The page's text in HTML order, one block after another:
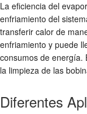
La eficiencia del
enfriamiento del
transferir calor de
enfriamiento y puede
consumos de energía.
la limpieza de las
Diferentes